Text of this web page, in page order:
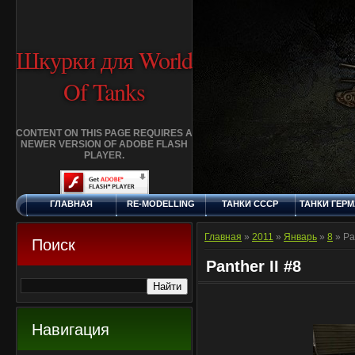
Шкурки для World
Of Tanks
CONTENT ON THIS PAGE REQUIRES A
NEWER VERSION OF ADOBE FLASH
PLAYER.
ЧЕТВЕРГ, 6.8.2026
ГЛАВНАЯ RE-MODELLING ТАНКИ СССР ТАНКИ
ДОБАВИТЬ
КЛАНЫ FAQ
Поиск
Навигация
Главная » 2011 » Январь » 8 »
Panther II #8